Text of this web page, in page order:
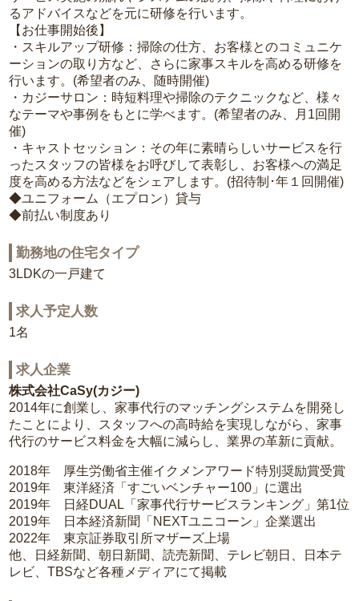
るアドバイスなどを元に研修を行います。
【お仕事開始後】
・スキルアップ研修：掃除の仕方、お客様とのコミュニケ
ーションの取り方など、さらに家事スキルを高める研修を
行います。(希望者のみ、随時開催)
・カジーサロン：時短料理や掃除のテクニックなど、様々
なテーマや事例をもとに学べます。(希望者のみ、月1回開
催)
・キャストセッション：その年に素晴らしいサービスを行
ったスタッフの皆様をお呼びして表彰し、お客様への満足
度を高める方法などをシェアします。(招待制･年１回開催)
◆ユニフォーム（エプロン）貸与
◆前払い制度あり
勤務地の住宅タイプ
3LDKの一戸建て
求人予定人数
1名
求人企業
株式会社CaSy(カジー)
2014年に創業し、家事代行のマッチングシステムを開発し
たことにより、スタッフへの高時給を実現しながら、家事
代行のサービス料金を大幅に減らし、業界の革新に貢献。
2018年 厚生労働省主催イクメンアワード特別奨励賞受賞
2019年 東洋経済「すごいベンチャー100」に選出
2019年 日経DUAL「家事代行サービスランキング」第1位
2019年 日本経済新聞「NEXTユニコーン」企業選出
2022年 東京証券取引所マザーズ上場
他、日経新聞、朝日新聞、読売新聞、テレビ朝日、日本テ
レビ、TBSなど各種メディアにて掲載